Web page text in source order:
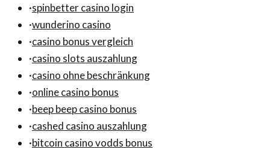
·spinbetter casino login
·wunderino casino
·casino bonus vergleich
·casino slots auszahlung
·casino ohne beschränkung
·online casino bonus
·beep beep casino bonus
·cashed casino auszahlung
·bitcoin casino vodds bonus